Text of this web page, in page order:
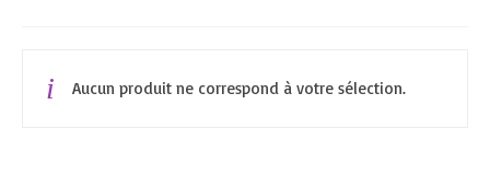
Aucun produit ne correspond à votre sélection.